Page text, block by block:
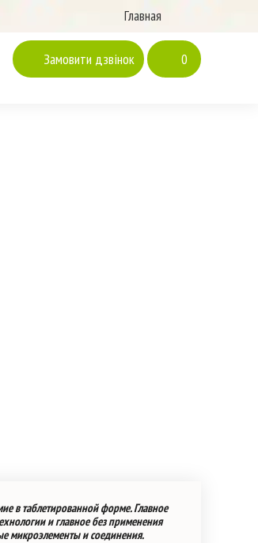
Главная
Замовити дзвінок 0
в таблетированной форме. Главное
и главное без применения
микроэлементы и соединения.